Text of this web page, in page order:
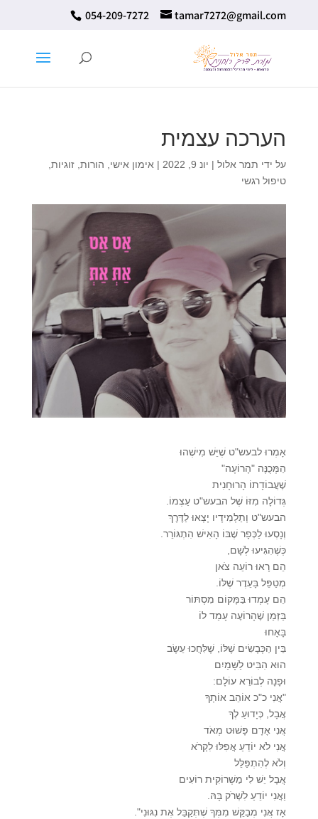
⁦ 054-209-7272⁩ tamar7272@gmail.com
הערכה עצמית
על ידי תמר אלול| יונ 9, 2022 | אימון אישי הורות, זוגיות,
טיפול רגשי
אָמְרוּ לבעש"ט שֶׁיֵּשׁ מִישֶׁהוּ
הַמְּכֻנֶּה "הָרוֹעֶה"
שֶׁעֲבוֹדָתוֹ הָרוּחָנִית
גְּדוֹלָה מִזּוֹ שֶׁל הבעש"ט עַצְמוֹ.
הבעש"ט וְתַלְמִידָיו יָצְאוּ לַדֶּרֶךְ
וְנָסְעוּ לַכְּפָר שֶׁבּוֹ הָאִישׁ הִתְגּוֹרֵר.
כְּשֶׁהִגִּיעוּ לְשָׁם,
הֵם רָאוּ רוֹעֵה צֹאן
מְטַפֵּל בָּעֵדֶר שֶׁלּוֹ.
הֵם עָמְדוּ בַּמָּקוֹם מִסְתּוֹר
בַּזְּמַן שֶׁהָרוֹעֶה עָמַד לוֹ
בָּאָחוּ
בֵּין הַכְּבָשִׂים שֶׁלּוֹ, שֶׁלִּחֲכוּ עֵשֶׂב
הוּא הִבִּיט לַשָּׁמַיִם
וּפָנָה לְבוֹרֵא עוֹלָם:
"אֲנִי כ"כ אוֹהֵב אוֹתְךָ
אֲבָל, כְּיָדוּעַ לְךָ
אֲנִי אָדָם פָּשׁוּט מְאֹד
אֲנִי לֹא יוֹדֵעַ אֲפִלּוּ לִקְרֹא
וְלֹא לְהִתְפַּלֵּל
אֲבָל יֵשׁ לִי מַשְׁרוֹקִית רוֹעִים
וַאֲנִי יוֹדֵעַ לִשְׁרֹק בָּהּ.
אָז אֲנִי מְבַקֵּשׁ מִמְּךָ שֶׁתְּקַבֵּל אֶת נִגּוּנִי".